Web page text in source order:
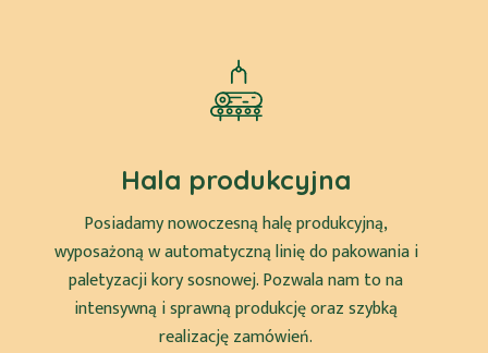
Hala produkcyjna
Posiadamy nowoczesną halę produkcyjną,
wyposażoną w automatyczną linię do pakowania i
paletyzacji kory sosnowej. Pozwala nam to na
intensywną i sprawną produkcję oraz szybką
realizację zamówień.